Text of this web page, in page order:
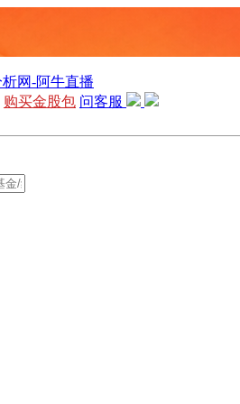
购买金股包 问客服